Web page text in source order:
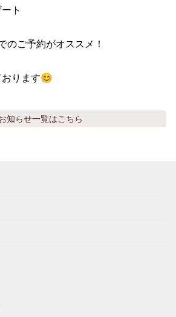
ト
のご予約がオススメ！
おります😊
知らせ一覧はこちら